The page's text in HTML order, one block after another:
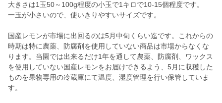
大きさは1玉50～100g程度の小玉で1キロで10-15個程度です。
一玉が小さいので、使いきりやすいサイズです。
国産レモンが市場に出回るのは5月中旬くらい迄です。これからの
時期は特に農薬、防腐剤を使用していない商品は市場からなくな
ります。当園では出来るだけ1年を通して農薬、防腐剤、ワックス
を使用していない国産レモンをお届けできるよう、5月に収穫した
ものを果物専用の冷蔵庫にて温度、湿度管理を行い保管していま
す。